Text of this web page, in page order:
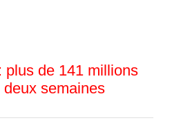
plus de 141 millions
semaines